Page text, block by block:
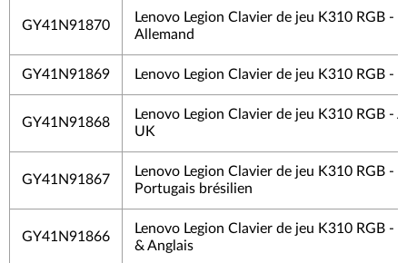
GY41N91870
Lenovo Legion Clavier de jeu K310 RGB -
Allemand
GY41N91869 Lenovo Legion Clavier de jeu K310 RGB -
GY41N91868
Lenovo Legion Clavier de jeu K310 RGB -
UK
GY41N91867
Lenovo Legion Clavier de jeu K310 RGB -
Portugais brésilien
GY41N91866
Lenovo Legion Clavier de jeu K310 RGB -
& Anglais